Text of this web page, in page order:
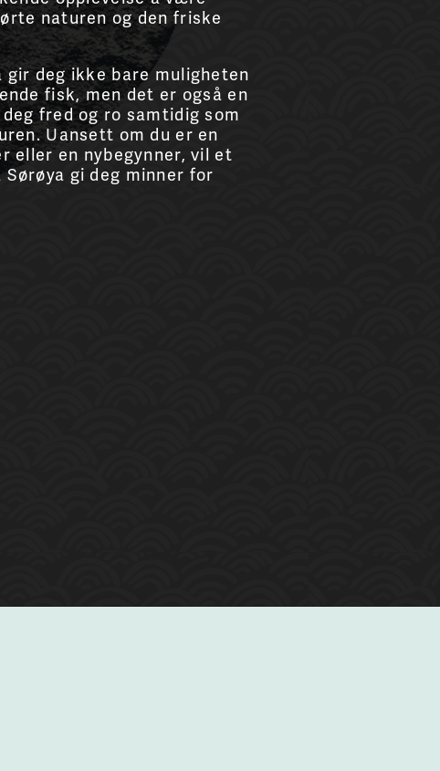
naturen og den friske
gir deg ikke bare muligheten
fisk, men det er også en
fred og ro samtidig som
Uansett om du er en
eller en nybegynner, vil et
gi deg minner for